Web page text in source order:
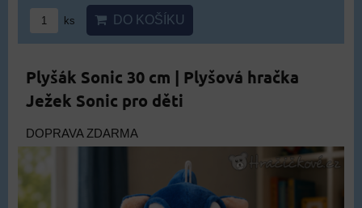
ks DO KOŠÍKU
Plyšák Sonic 30 cm | Plyšová hračka
Ježek Sonic pro děti
DOPRAVA ZDARMA